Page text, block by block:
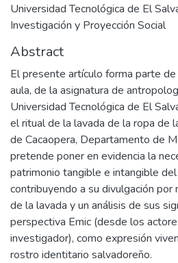
Universidad Tecnológica de El
Investigación y Proyección Social
Abstract
El presente artículo forma parte
aula, de la asignatura de
Universidad Tecnológica de El
el ritual de la lavada de la ropa de
de Cacaopera, Departamento de
pretende poner en evidencia la
patrimonio tangible e intangible
contribuyendo a su divulgación por
de la lavada y un análisis de sus
perspectiva Emic (desde los
investigador), como expresión
rostro identitario salvadoreño.